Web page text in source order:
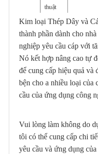
thuật
của
song
song
ren con
Take-
up
380V
Kim loại Thép Dây và
thành phần dành cho
nghiệp yêu cầu cáp với
Nó kết hợp nâng cao tự
để cung cấp hiệu quả và
bện cho a nhiều loại của
cầu của ứng dụng công
Vui lòng làm không do
tôi có thể cung cấp chi
yêu cầu và ứng dụng của